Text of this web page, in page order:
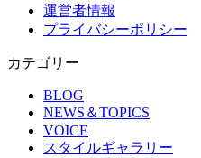
運営者情報
プライバシーポリシー
カテゴリー
BLOG
NEWS＆TOPICS
VOICE
スタイルギャラリー